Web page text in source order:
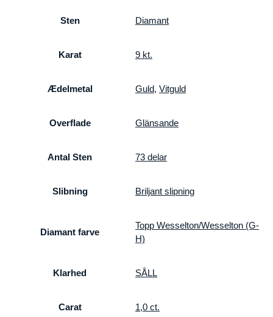
Sten Diamant
Karat 9 kt.
Ædelmetal Guld, Vitguld
Overflade Glänsande
Antal Sten 73 delar
Slibning Briljant slipning
Diamant farve
Topp Wesselton/Wesselton (G-
H)
Klarhed SÅLL
Carat 1,0 ct.